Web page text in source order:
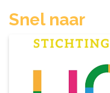
Snel naar